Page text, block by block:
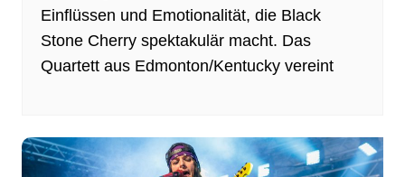
Einflüssen und Emotionalität, die Black
Stone Cherry spektakulär macht. Das
Quartett aus Edmonton/Kentucky vereint